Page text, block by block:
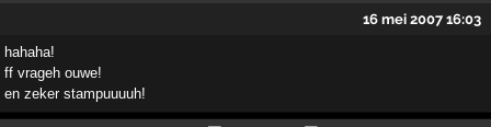
16 mei 2007 16:03
hahaha!
ff vrageh ouwe!
en zeker stampuuuuh!